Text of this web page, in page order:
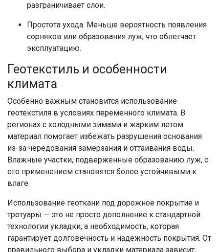
разграничивает слои.
Простота ухода. Меньше вероятность появления
сорняков или образования луж, что облегчает
эксплуатацию.
Геотекстиль и особенности
климата
Особенно важным становится использование
геотекстиля в условиях переменного климата. В
регионах с холодными зимами и жарким летом
материал помогает избежать разрушения основания
из-за чередования замерзания и оттаивания воды.
Влажные участки, подверженные образованию луж, с
его применением становятся более устойчивыми к
влаге.
Использование геоткани под дорожное покрытие и
тротуары — это не просто дополнение к стандартной
технологии укладки, а необходимость, которая
гарантирует долговечность и надежность покрытия. От
правильного выбора и укладки материала зависит,